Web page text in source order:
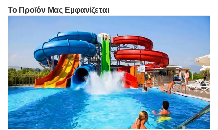
Το Προϊόν Μας Εμφανίζεται